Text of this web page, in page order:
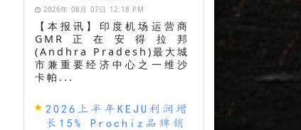
2026年 08月 07日 12:18 PM
【本报讯】印度机场运营商
GMR正在安得拉邦
(Andhra Pradesh)最大城
市兼重要经济中心之一维沙
卡帕...
2026上半年KEJU利润增
长15% Prochiz品牌销